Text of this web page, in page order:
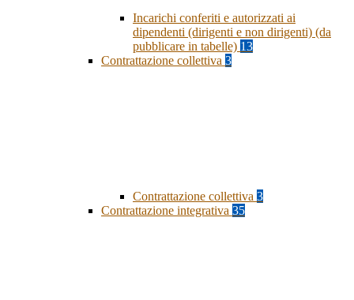
Incarichi conferiti e autorizzati ai
dipendenti (dirigenti e non dirigenti) (da
pubblicare in tabelle) 13
Contrattazione collettiva 3
Contrattazione collettiva 3
Contrattazione integrativa 35